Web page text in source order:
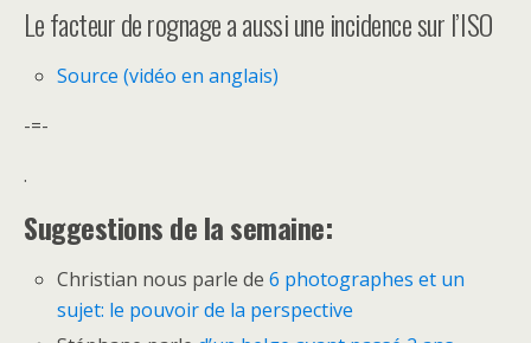
Le facteur de rognage a aussi une incidence sur l’ISO
Source (vidéo en anglais)
-=-
.
Suggestions de la semaine:
Christian nous parle de6 photographes et un
sujet: le pouvoir de la perspective